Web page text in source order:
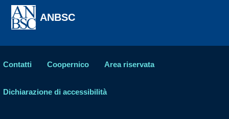
ANBSC
Contatti Coopernico Area riservata
Dichiarazione di accessibilità